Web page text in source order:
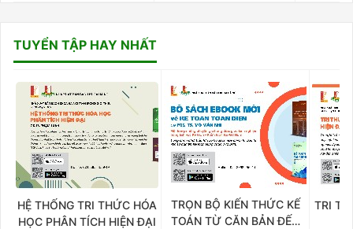
TUYỂN TẬP HAY NHẤT
HỆ THỐNG TRI THỨC HÓA
HỌC PHÂN TÍCH HIỆN ĐẠI
TRỌN BỘ KIẾN THỨC KẾ
TOÁN TỪ CĂN BẢN ĐẾN
TRI